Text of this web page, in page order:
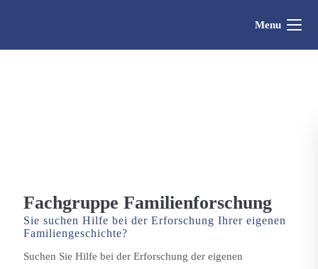
Menu
Fachgruppe Familienforschung
Sie suchen Hilfe bei der Erforschung Ihrer eigenen
Familiengeschichte?
Suchen Sie Hilfe bei der Erforschung der eigenen